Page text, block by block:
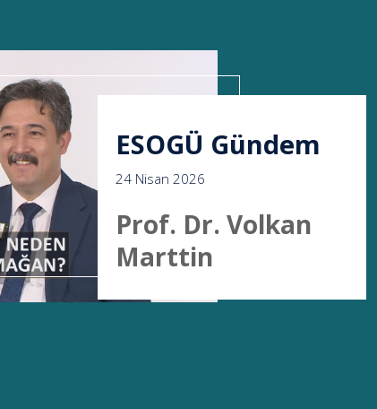
ESOGÜ Gündem
24 Nisan 2026
Prof. Dr. Volkan
Marttin